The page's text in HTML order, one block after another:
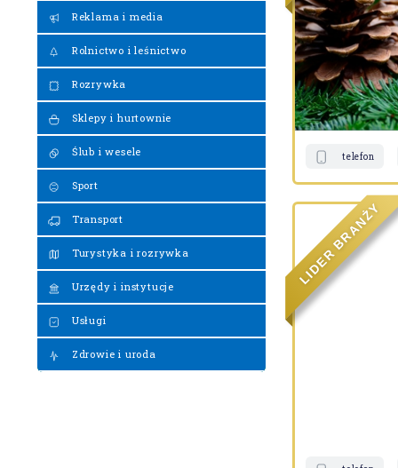
Reklama i media
Rolnictwo i leśnictwo
Rozrywka
Sklepy i hurtownie
Ślub i wesele
Sport
Transport
Turystyka i rozrywka
Urzędy i instytucje
Usługi
Zdrowie i uroda
telefon
LI
DER
B
RANŻ
Y